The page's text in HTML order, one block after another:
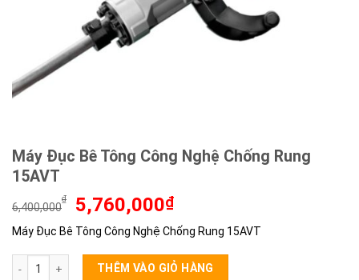
Máy Đục Bê Tông Công Nghệ Chống Rung
15AVT
6,400,000
₫
Giá
gốc
là:
6,400,000₫.
5,760,000₫Giá
tại
là:
5,760,000₫.
Máy Đục Bê Tông Công Nghệ Chống Rung 15AVT
Máy Đục Bê Tông Công Nghệ Chống Rung 15AVT số lượng
THÊM VÀO GIỎ HÀNG